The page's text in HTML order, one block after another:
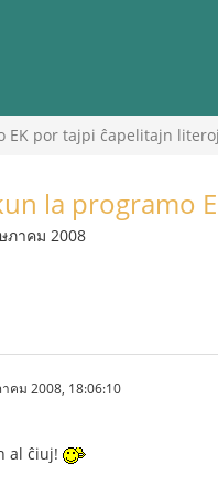
EK por tajpi ĉapelitajn
la programo
ภาคม 2008
คม 2008, 18:06:10
al ĉiuj!